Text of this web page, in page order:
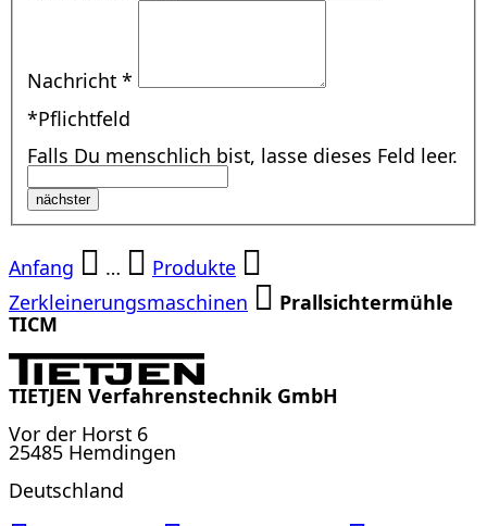
Nachricht*
*Pflichtfeld
Falls Du menschlich bist, lasse dieses Feld leer.
nächster
Anfang …
Produkte
Zerkleinerungsmaschinen
Prallsichtermühle
TICM
TIETJEN Verfahrenstechnik GmbH
Vor der Horst 6
25485 Hemdingen
Deutschland